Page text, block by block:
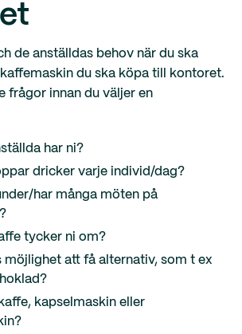
de anställdas behov när du ska
du ska köpa till kontoret.
frågor innan du väljer en
har ni?
dricker varje individ/dag?
har många möten på
tycker ni om?
möjlighet att få alternativ, som t ex
kapselmaskin eller